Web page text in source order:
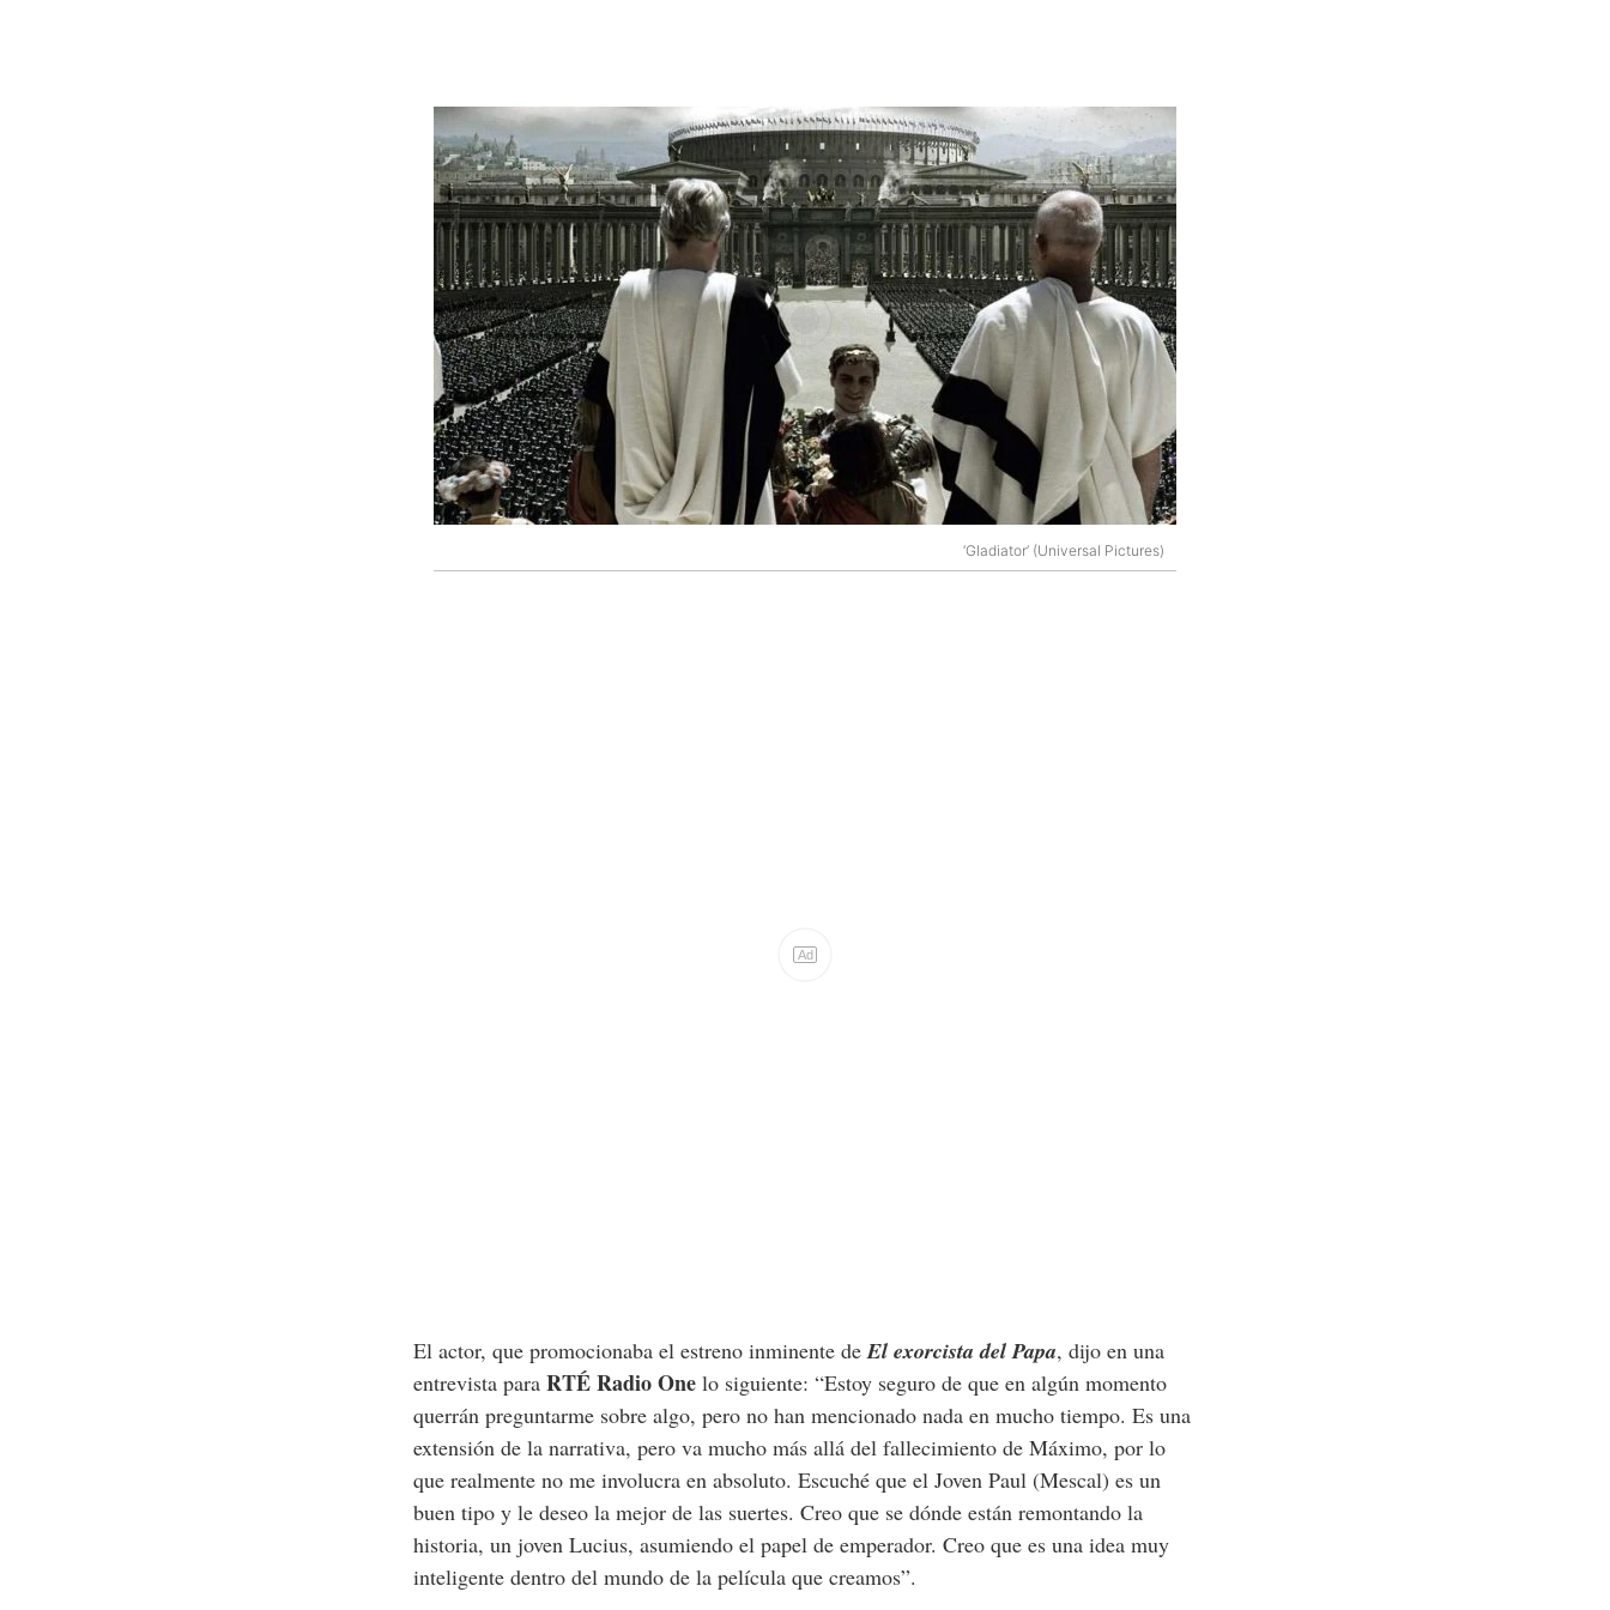
‘Gladiator’ (Universal Pictures)
Ad
El actor, que promocionaba el estreno inminente deEl exorcista del Papa, dijo en una
entrevista para RTÉ Radio Onelo siguiente: “Estoy seguro de que en algún momento
querrán preguntarme sobre algo, pero no han mencionado nada en mucho tiempo. Es una
extensión de la narrativa, pero va mucho más allá del fallecimiento de Máximo, por lo
que realmente no me involucra en absoluto. Escuché que el Joven Paul (Mescal) es un
buen tipo y le deseo la mejor de las suertes. Creo que se dónde están remontando la
historia, un joven Lucius, asumiendo el papel de emperador. Creo que es una idea muy
inteligente dentro del mundo de la película que creamos”.